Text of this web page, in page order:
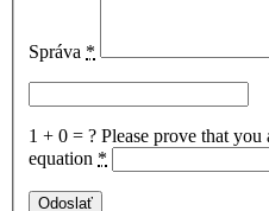
Správa *
1 + 0 = ? Please prove that
equation *